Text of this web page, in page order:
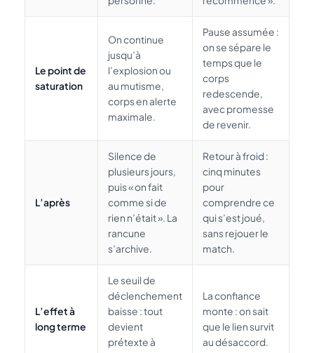
Le point de
saturation
On continue
jusqu’à
l’explosion ou
au mutisme,
corps en alerte
maximale.
Pause assumée :
on se sépare le
temps que le
corps
redescende,
avec promesse
de revenir.
L’après
Silence de
plusieurs jours,
puis « on fait
comme si de
rien n’était ». La
rancune
s’archive.
Retour à froid :
cinq minutes
pour
comprendre ce
qui s’est joué,
sans rejouer le
match.
L’effet à
long terme
Le seuil de
déclenchement
baisse : tout
devient
prétexte à
La confiance
monte : on sait
que le lien survit
au désaccord.